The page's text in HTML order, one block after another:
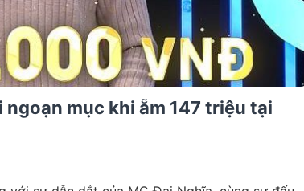
mục khi ẵm 147 triệu tại